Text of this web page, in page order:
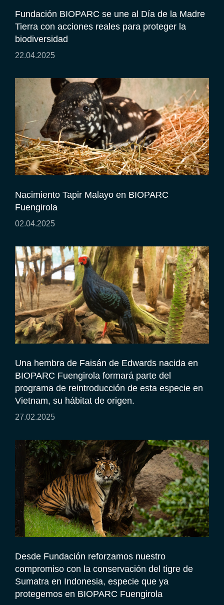
Fundación BIOPARC se une al Día de la Madre
Tierra con acciones reales para proteger la
biodiversidad
22.04.2025
Nacimiento Tapir Malayo en BIOPARC
Fuengirola
02.04.2025
Una hembra de Faisán de Edwards nacida en
BIOPARC Fuengirola formará parte del
programa de reintroducción de esta especie en
Vietnam, su hábitat de origen.
27.02.2025
Desde Fundación reforzamos nuestro
compromiso con la conservación del tigre de
Sumatra en Indonesia, especie que ya
protegemos en BIOPARC Fuengirola